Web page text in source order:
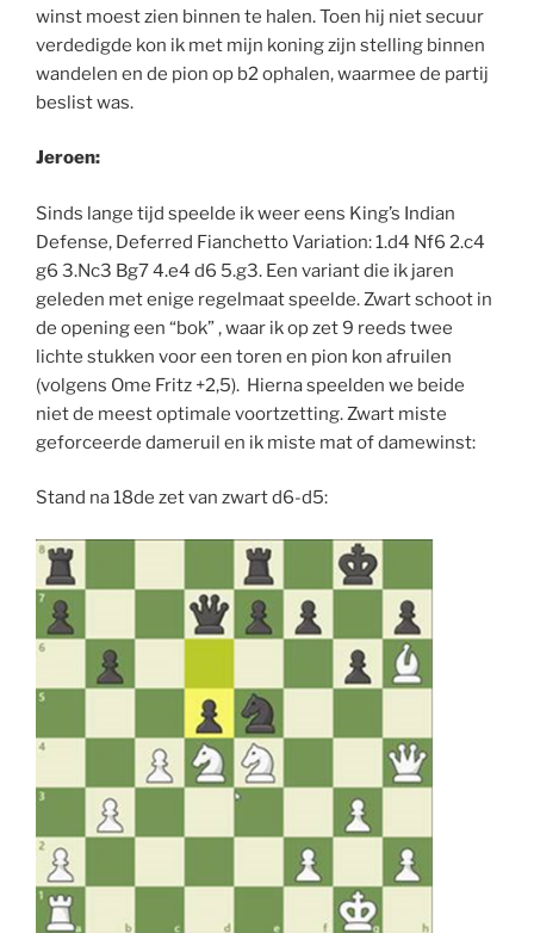
winst moest zien binnen te halen. Toen hij niet secuur
verdedigde kon ik met mijn koning zijn stelling binnen
wandelen en de pion op b2 ophalen, waarmee de partij
beslist was.
Jeroen:
Sinds lange tijd speelde ik weer eens King’s Indian
Defense, Deferred Fianchetto Variation: 1.d4 Nf6 2.c4
g6 3.Nc3 Bg7 4.e4 d6 5.g3. Een variant die ik jaren
geleden met enige regelmaat speelde. Zwart schoot in
de opening een “bok” , waar ik op zet 9 reeds twee
lichte stukken voor een toren en pion kon afruilen
(volgens Ome Fritz +2,5). Hierna speelden we beide
niet de meest optimale voortzetting. Zwart miste
geforceerde dameruil en ik miste mat of damewinst:
Stand na 18de zet van zwart d6-d5: